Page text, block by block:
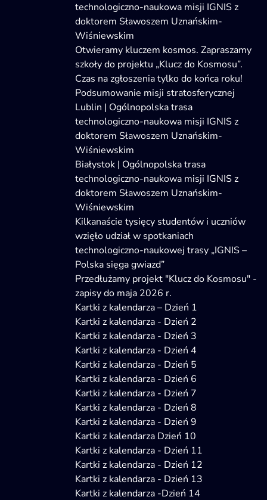
technologiczno-naukowa misji IGNIS z
doktorem Sławoszem Uznańskim-
Wiśniewskim
Otwieramy kluczem kosmos. Zapraszamy
szkoły do projektu „Klucz do Kosmosu”.
Czas na zgłoszenia tylko do końca roku!
Podsumowanie misji stratosferycznej
Lublin | Ogólnopolska trasa
technologiczno-naukowa misji IGNIS z
doktorem Sławoszem Uznańskim-
Wiśniewskim
Białystok | Ogólnopolska trasa
technologiczno-naukowa misji IGNIS z
doktorem Sławoszem Uznańskim-
Wiśniewskim
Kilkanaście tysięcy studentów i uczniów
wzięło udział w spotkaniach
technologiczno-naukowej trasy „IGNIS –
Polska sięga gwiazd”
Przedłużamy projekt "Klucz do Kosmosu" -
zapisy do maja 2026 r.
Kartki z kalendarza – Dzień 1
Kartki z kalendarza - Dzień 2
Kartki z kalendarza - Dzień 3
Kartki z kalendarza - Dzień 4
Kartki z kalendarza - Dzień 5
Kartki z kalendarza - Dzień 6
Kartki z kalendarza - Dzień 7
Kartki z kalendarza - Dzień 8
Kartki z kalendarza - Dzień 9
Kartki z kalendarza Dzień 10
Kartki z kalendarza - Dzień 11
Kartki z kalendarza - Dzień 12
Kartki z kalendarza - Dzień 13
Kartki z kalendarza -Dzień 14